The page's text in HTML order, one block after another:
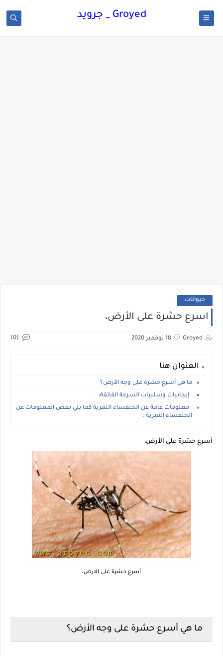
Groyed _ جرويد
حيوانات
اسرع حشرة على الأرض،
Groyed 18 نوفمبر 2020 (0)
العنوان هنا
ما هي أسرع حشرة على وجه الأرض؟
إيجابيات وسلبيات السرعة الفائقة:
معلومات عامة عن الخنفساء النمرية كما يلي بعض المعلومات عن
الخنفساء النمرية :
أسرع حشرة على الأرض،
أسرع حشرة على الارض،
ما هي أسرع حشرة على وجه الأرض؟